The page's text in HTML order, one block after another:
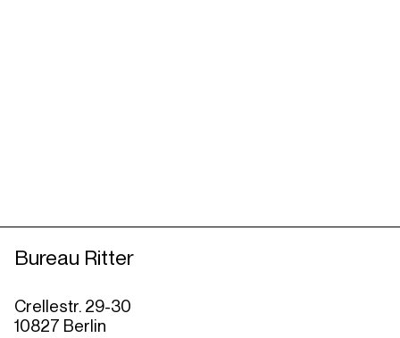
Bureau Ritter
Crellestr. 29-30
10827 Berlin